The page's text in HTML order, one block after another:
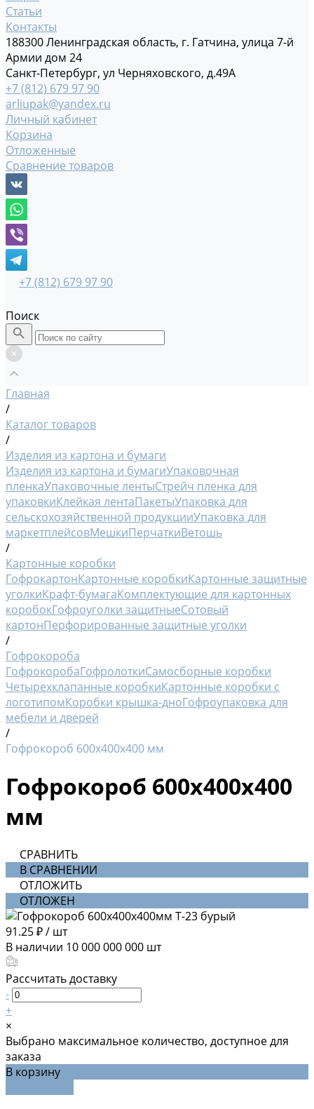
Статьи
Контакты
188300 Ленинградская область, г. Гатчина, улица 7-й
Армии дом 24
Санкт-Петербург, ул Черняховского, д.49А
+7 (812) 679 97 90
arliupak@yandex.ru
Личный кабинет
Корзина
Отложенные
Сравнение товаров
+7 (812) 679 97 90
Поиск
Главная
/
Каталог товаров
/
Изделия из картона и бумаги
Изделия из картона и бумагиУпаковочная
пленкаУпаковочные лентыСтрейч пленка для
упаковкиКлейкая лентаПакетыУпаковка для
сельскохозяйственной продукцииУпаковка для
маркетплейсовМешкиПерчаткиВетошь
/
Картонные коробки
ГофрокартонКартонные коробкиКартонные защитные
уголкиКрафт-бумагаКомплектующие для картонных
коробокГофроуголки защитныеСотовый
картонПерфорированные защитные уголки
/
Гофрокороба
ГофрокоробаГофролоткиСамосборные коробки
Четырехклапанные коробкиКартонные коробки с
логотипомКоробки крышка-дноГофроупаковка для
мебели и дверей
/
Гофрокороб 600х400х400 мм
Гофрокороб 600х400х400
мм
СРАВНИТЬ
В СРАВНЕНИИ
ОТЛОЖИТЬ
ОТЛОЖЕН
91.25 ₽/ шт
В наличии 10 000 000 000 шт
Рассчитать доставку
-
+
×
Выбрано максимальное количество, доступное для
заказа
В корзину